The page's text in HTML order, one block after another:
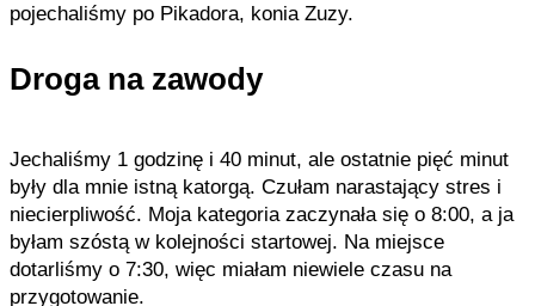
pojechaliśmy po Pikadora, konia Zuzy.
Droga na zawody
Jechaliśmy 1 godzinę i 40 minut, ale ostatnie pięć minut
były dla mnie istną katorgą. Czułam narastający stres i
niecierpliwość. Moja kategoria zaczynała się o 8:00, a ja
byłam szóstą w kolejności startowej. Na miejsce
dotarliśmy o 7:30, więc miałam niewiele czasu na
przygotowanie.